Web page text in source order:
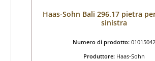
Haas-Sohn Bali 296.17 pietra
sinistra
Numero di prodotto: 01015042
Produttore: Haas-Sohn